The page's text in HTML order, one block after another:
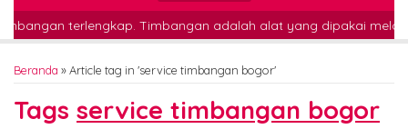
terlengkap. Timbangan adalah alat yang dipakai
Beranda »Article tag in 'service timbangan bogor'
Tags service timbangan bogor